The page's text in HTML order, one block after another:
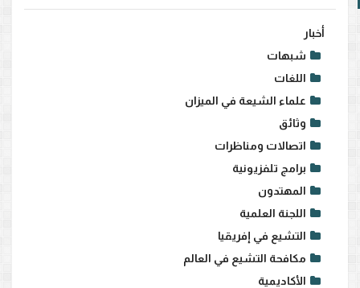
أخبار
شبهات
اللغات
علماء الشيعة في الميزان
وثائق
اتصالات ومناظرات
برامج تلفزيونية
المهتدون
اللجنة العلمية
التشيع في إفريقيا
مكافحة التشيع في العالم
الأكاديمية